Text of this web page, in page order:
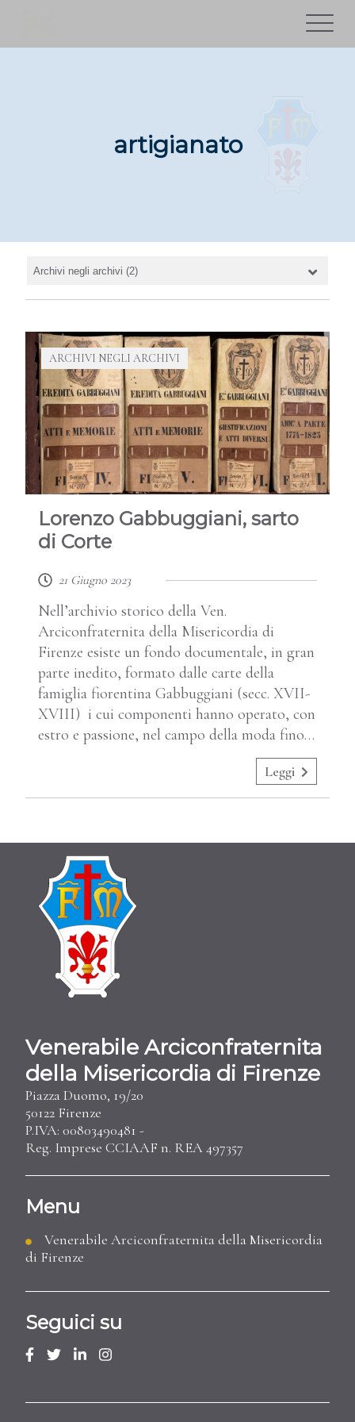
artigianato
ARCHIVI NEGLI ARCHIVI
Lorenzo Gabbuggiani, sarto
di Corte
21 Giugno 2023
Nell’archivio storico della Ven.
Arciconfraternita della Misericordia di
Firenze esiste un fondo documentale, in gran
parte inedito, formato dalle carte della
famiglia fiorentina Gabbuggiani (secc. XVII-
XVIII) i cui componenti hanno operato, con
estro e passione, nel campo della moda fino…
Leggi
Venerabile Arciconfraternita
della Misericordia di Firenze
Piazza Duomo, 19/20
50122 Firenze
P.IVA: 00803490481 -
Reg. Imprese CCIAAF n. REA 497357
Menu
Venerabile Arciconfraternita della Misericordia
di Firenze
Seguici su